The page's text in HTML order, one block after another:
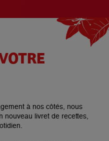
à nos côtés, nous
nouveau livret de recettes,